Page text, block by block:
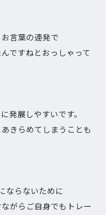
言葉の連発で
ですねとおっしゃって
発展しやすいです。
きらめてしまうことも
ならないために
がらご自身でもトレー